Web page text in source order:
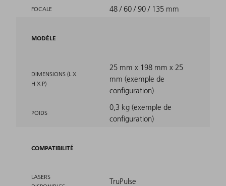
FOCALE 48 / 60 / 90 / 135 mm
MODÈLE
DIMENSIONS (L X
H X P)
25 mm x 198 mm x 25
mm (exemple de
configuration)
POIDS
0,3 kg (exemple de
configuration)
COMPATIBILITÉ
LASERS
TruPulse